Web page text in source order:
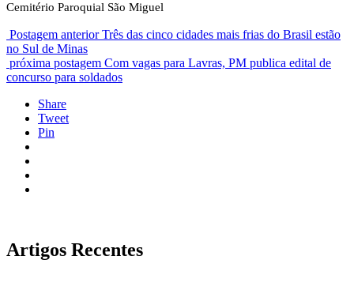
Cemitério Paroquial São Miguel
Postagem anterior Três das cinco cidades mais frias do Brasil estão
no Sul de Minas
próxima postagem Com vagas para Lavras, PM publica edital de
concurso para soldados
Share
Tweet
Pin
Artigos Recentes